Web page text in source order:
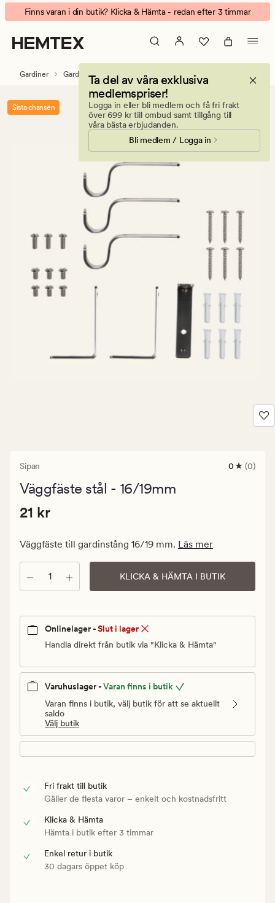
Sipan
väggfäste
stål
Animerad
banner.
Klicka
på
att
pausa.
Finns varan i din butik? Klicka & Hämta - redan efter 3 timmar
Ta del av våra exklusiva
medlemspriser!
Logga in eller bli medlem och få fri frakt
över 699 kr till ombud samt tillgång till
våra bästa erbjudanden.
Bli medlem / Logga in
Gardiner Gardintillbehör Gardinstänger & tillbehör
Sista chansen
Sipan
0
0 (0)
Väggfäste stål - 16/19mm
Pris
Ordinarie
pris
21
Pris 21 kr
21 kr
Väggfäste till gardinstång 16/19 mm. Läs mer
Antal KLICKA & HÄMTA I BUTIK
Onlinelager -Slut i lager
Handla direkt från butik via "Klicka & Hämta"
Varuhuslager -Varan finns i butik
Varan finns i butik, välj butik för att se aktuellt
saldo
Välj butik
Fri frakt till butik
Gäller de flesta varor – enkelt och kostnadsfritt
Klicka & Hämta
Hämta i butik efter 3 timmar
Enkel retur i butik
30 dagars öppet köp